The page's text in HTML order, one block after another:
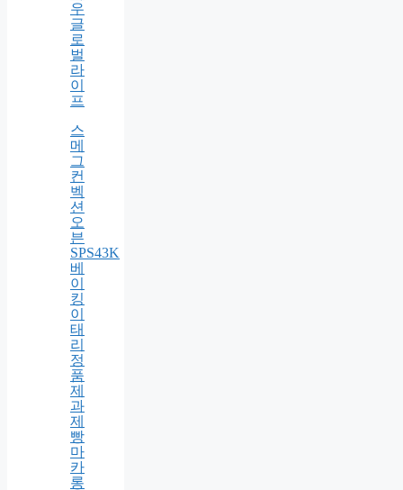
베
로
나
원
두
커
피 –
우
글
로
벌
라
이
프
스
메
그
컨
벡
션
오
븐
SPS43K
베
이
킹
이
태
리
정